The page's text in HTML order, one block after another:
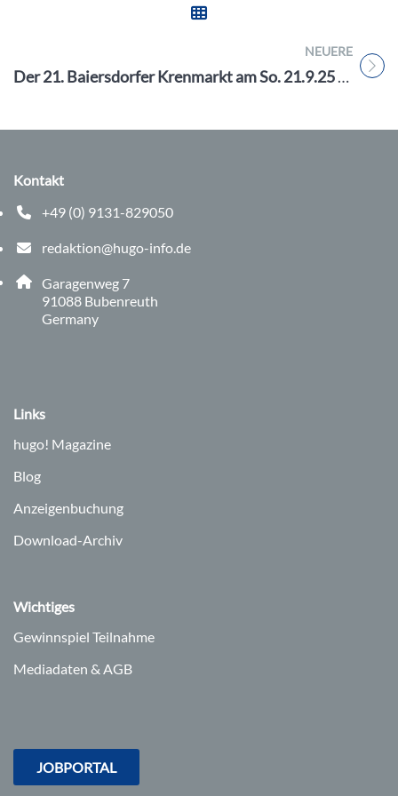
NEUERE
Titel für Beitrag
Der 21. Baiersdorfer Krenmarkt am So. 21.9.25 – Ein Tag voller scharfer Erlebnisse
Kontakt
+49 (0) 9131-829050
Telefonnummer: 0 9 1 3 1 8 2 9 0 5 0
redaktion@hugo-info.de
E-Mail Adresse: redaktion@hugo-info.de
Adresse:
Garagenweg 7
91088 , 9 1 0 8 8
Bubenreuth
Germany
Links
hugo! Magazine
Blog
Anzeigenbuchung
Download-Archiv
Wichtiges
Gewinnspiel Teilnahme
Mediadaten & AGB
JOBPORTAL